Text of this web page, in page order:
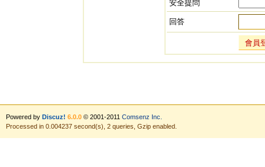
安全提問
回答
會員
Powered by Discuz! 6.0.0© 2001-2011 Comsenz Inc.
Processed in 0.004237 second(s), 2 queries, Gzip enabled.